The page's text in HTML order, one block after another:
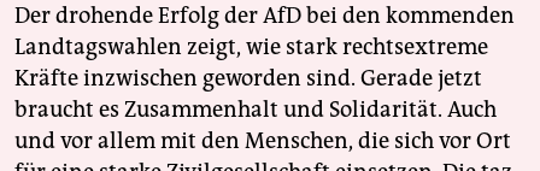
Der drohende Erfolg der AfD bei den kommenden
Landtagswahlen zeigt, wie stark rechtsextreme
Kräfte inzwischen geworden sind. Gerade jetzt
braucht es Zusammenhalt und Solidarität. Auch
und vor allem mit den Menschen, die sich vor Ort